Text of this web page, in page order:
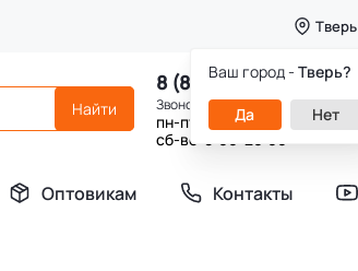
Тверь
Ваш город - Тверь?
Да Нет
8 (800) 333-49-25
Звонок бесплатный
пн-пт 8:00-20:00
сб-вс 9:00-20:00
Оптовикам Контакты